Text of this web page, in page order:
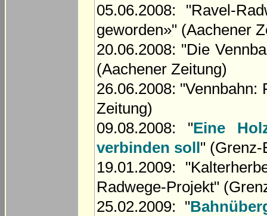
05.06.2008: "Ravel-
geworden»" (Aachener
20.06.2008: "Die
(Aachener Zeitung)
26.06.2008: "Vennbahn:
Zeitung)
09.08.2008: "Eine
verbinden soll" (Grenz-
19.01.2009:
Radwege-Projekt"
25.02.2009: "